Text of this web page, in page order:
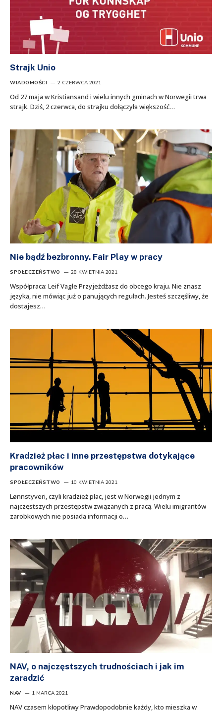
Strajk Unio
WIADOMOŚCI 2 CZERWCA 2021
Od 27 maja w Kristiansand i wielu innych gminach w Norwegii trwa
strajk. Dziś, 2 czerwca, do strajku dołączyła większość…
Nie bądź bezbronny. Fair Play w pracy
SPOŁECZEŃSTWO 28 KWIETNIA 2021
Współpraca: Leif Vagle Przyjeżdżasz do obcego kraju. Nie znasz
języka, nie mówiąc już o panujących regułach. Jesteś szczęśliwy, że
dostajesz…
Kradzież płac i inne przestępstwa dotykające
pracowników
SPOŁECZEŃSTWO 10 KWIETNIA 2021
Lønnstyveri, czyli kradzież płac, jest w Norwegii jednym z
najczęstszych przestępstw związanych z pracą. Wielu imigrantów
zarobkowych nie posiada informacji o…
NAV, o najczęstszych trudnościach i jak im
zaradzić
NAV 1 MARCA 2021
NAV czasem kłopotliwy Prawdopodobnie każdy, kto mieszka w